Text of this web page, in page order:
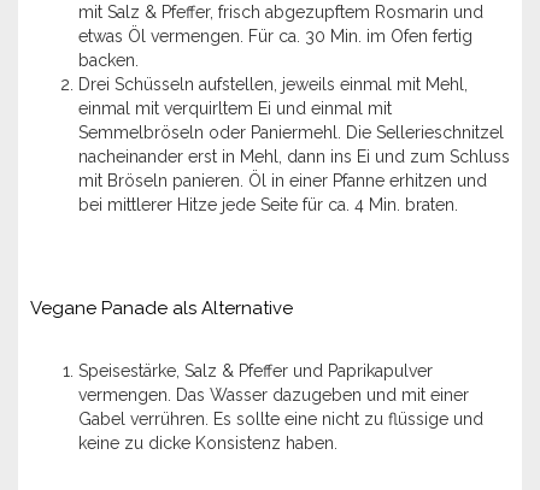
mit Salz & Pfeffer, frisch abgezupftem Rosmarin und
etwas Öl vermengen. Für ca. 30 Min. im Ofen fertig
backen.
Drei Schüsseln aufstellen, jeweils einmal mit Mehl,
einmal mit verquirltem Ei und einmal mit
Semmelbröseln oder Paniermehl. Die Sellerieschnitzel
nacheinander erst in Mehl, dann ins Ei und zum Schluss
mit Bröseln panieren. Öl in einer Pfanne erhitzen und
bei mittlerer Hitze jede Seite für ca. 4 Min. braten.
Vegane Panade als Alternative
Speisestärke, Salz & Pfeffer und Paprikapulver
vermengen. Das Wasser dazugeben und mit einer
Gabel verrühren. Es sollte eine nicht zu flüssige und
keine zu dicke Konsistenz haben.